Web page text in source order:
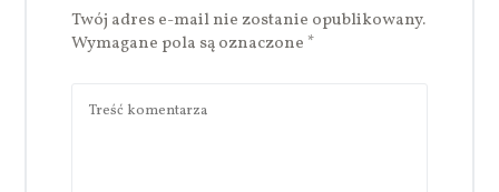
Twój adres e-mail nie zostanie opublikowany.
Wymagane pola są oznaczone *